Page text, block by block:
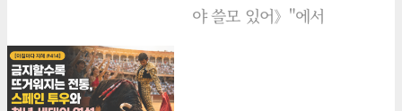
야 쓸모 있어》"에서